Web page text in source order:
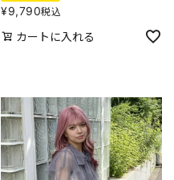
¥9,790税込
カートに入れる